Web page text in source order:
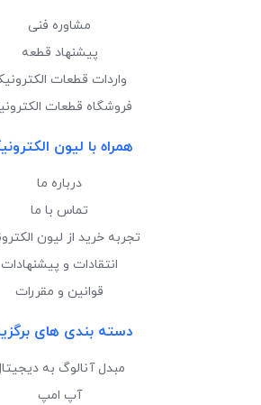
مشاوره فنی
پیشنهاد قطعه
واردات قطعات
فروشگاه قطعات
همراه با لیون
درباره ما
تماس با ما
تجربه خرید از لیون
انتقادات و پیشنهادات
قوانین و مقررات
دسته بندی های
مبدل آنالوگ به
آپ امپ